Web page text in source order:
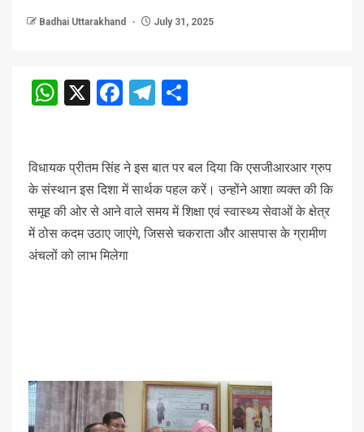
Badhai Uttarakhand July 31, 2025
WhatsApp
X Facebook
Telegram
विधायक प्रीतम सिंह ने इस बात पर बल दिया कि एसजीआरआर ग्रुप
के संस्थान इस दिशा में सार्थक पहल करें। उन्होंने आशा व्यक्त की कि
समूह की ओर से आने वाले समय में शिक्षा एवं स्वास्थ्य सेवाओं के क्षेत्र
में ठोस कदम उठाए जाएंगे, जिससे चकराता और आसपास के ग्रामीण
अंचलों को लाभ मिलेगा